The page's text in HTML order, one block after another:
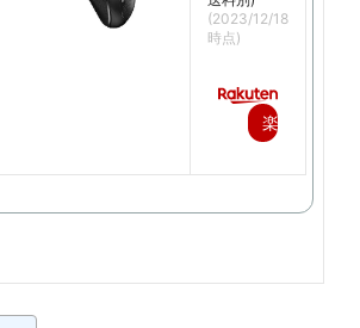
(2023/12/18
時点)
楽